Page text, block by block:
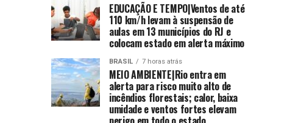
EDUCAÇÃO E TEMPO|Ventos de até
110 km/h levam à suspensão de
aulas em 13 municípios do RJ e
colocam estado em alerta máximo
BRASIL 7 horas atrás
MEIO AMBIENTE|Rio entra em
alerta para risco muito alto de
incêndios florestais; calor, baixa
umidade e ventos fortes elevam